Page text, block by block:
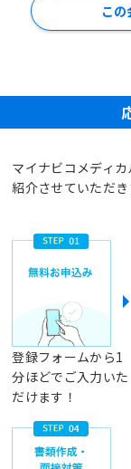
こ
マイナビコメディ
紹介させていただき
登録フォームから1
分ほどでご入力いた
だけます！